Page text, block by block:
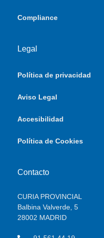
Compliance
Legal
Política de privacidad
Aviso Legal
Accesibilidad
Política de Cookies
Contacto
CURIA PROVINCIAL
Balbina Valverde, 5
28002 MADRID